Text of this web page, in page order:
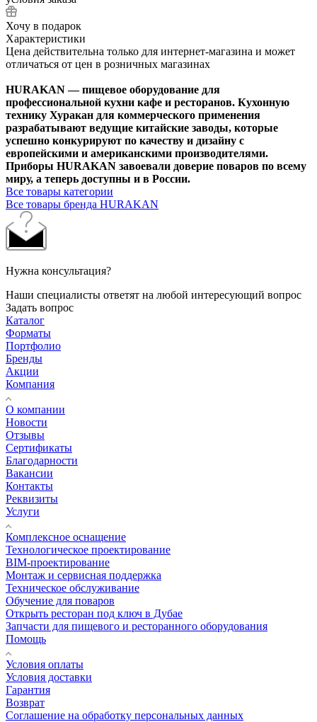
Хочу в подарок
Характеристики
Цена действительна только для интернет-магазина и может
отличаться от цен в розничных магазинах
HURAKAN — пищевое оборудование для
профессиональной кухни кафе и ресторанов. Кухонную
технику Хуракан для коммерческого применения
разрабатывают ведущие китайские заводы, которые
успешно конкурируют по качеству и дизайну с
европейскими и американскими производителями.
Приборы HURAKAN завоевали доверие поваров по всему
миру, а теперь доступны и в России.
Все товары категории
Все товары бренда HURAKAN
Нужна консультация?
Наши специалисты ответят на любой интересующий вопрос
Задать вопрос
Каталог
Форматы
Портфолио
Бренды
Акции
Компания
О компании
Новости
Отзывы
Сертификаты
Благодарности
Вакансии
Контакты
Реквизиты
Услуги
Комплексное оснащение
Технологическое проектирование
BIM-проектирование
Монтаж и сервисная поддержка
Техническое обслуживание
Обучение для поваров
Открыть ресторан под ключ в Дубае
Запчасти для пищевого и ресторанного оборудования
Помощь
Условия оплаты
Условия доставки
Гарантия
Возврат
Соглашение на обработку персональных данных